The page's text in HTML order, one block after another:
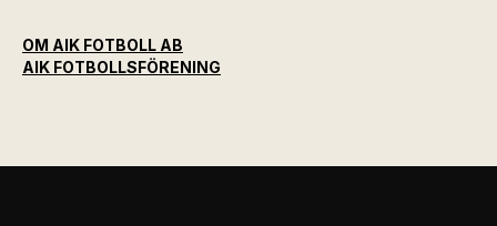
OM AIK FOTBOLL AB
AIK FOTBOLLSFÖRENING